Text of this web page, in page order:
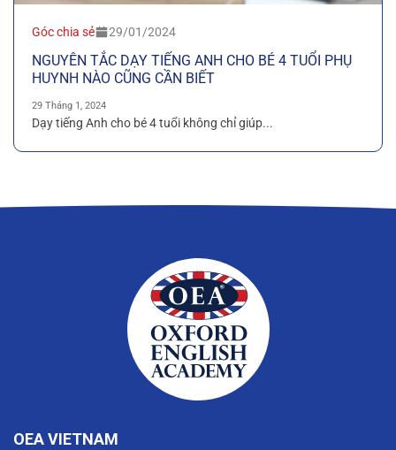
Góc chia sẻ 29/01/2024
NGUYÊN TẮC DẠY TIẾNG ANH CHO BÉ 4 TUỔI PHỤ
HUYNH NÀO CŨNG CẦN BIẾT
29 Tháng 1, 2024
Dạy tiếng Anh cho bé 4 tuổi không chỉ giúp...
OEA VIETNAM